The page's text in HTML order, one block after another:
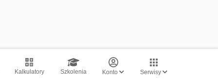
Kalkulatory Szkolenia Konto Serwisy